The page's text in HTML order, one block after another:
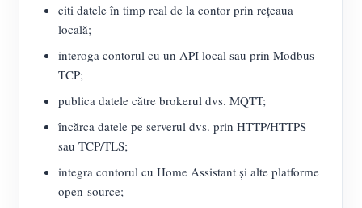
citi datele în timp real de la contor prin rețeaua
locală;
interoga contorul cu un API local sau prin Modbus
TCP;
publica datele către brokerul dvs. MQTT;
încărca datele pe serverul dvs. prin HTTP/HTTPS
sau TCP/TLS;
integra contorul cu Home Assistant și alte platforme
open-source;